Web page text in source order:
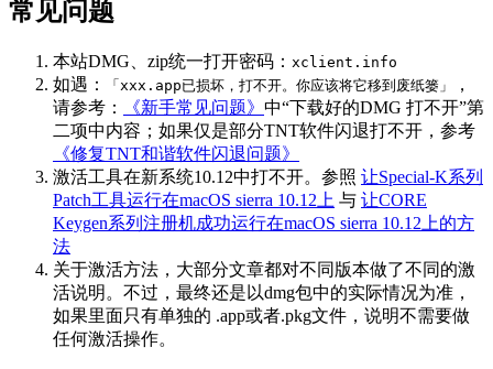
常见问题
本站DMG、zip统一打开密码： xclient.info
如遇： 「xxx.app已损坏，打不开。你应该将它移到废纸篓」
，
请参考：
《新手常见问题》 中“下载好的DMG 打不开”第
二项中内容；如果仅是部分TNT软件闪退打不开，参考
《修复TNT和谐软件闪退问题》
激活工具在新系统10.12中打不开。参照 让Special-K系列
Patch工具运行在macOS sierra 10.12上 与 让CORE
Keygen系列注册机成功运行在macOS sierra 10.12上的方
法
关于激活方法，大部分文章都对不同版本做了不同的激
活说明。不过，最终还是以dmg包中的实际情况为准，
如果里面只有单独的 .app或者.pkg文件，说明不需要做
任何激活操作。